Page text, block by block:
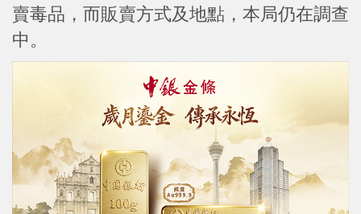
賣毒品，而販賣方式及地點，本局仍在調查
中。